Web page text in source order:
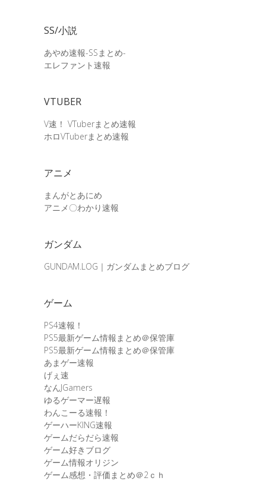
SS/小説
あやめ速報-SSまとめ-
エレファント速報
VTUBER
V速！ VTuberまとめ速報
ホロVTuberまとめ速報
アニメ
まんがとあにめ
アニメ〇わかり速報
ガンダム
GUNDAM.LOG｜ガンダムまとめブログ
ゲーム
PS4速報！
PS5最新ゲーム情報まとめ＠保管庫
PS5最新ゲーム情報まとめ＠保管庫
あまゲー速報
げぇ速
なんJGamers
ゆるゲーマー遅報
わんこーる速報！
ゲーハーKING速報
ゲームだらだら速報
ゲーム好きブログ
ゲーム情報オリジン
ゲーム感想・評価まとめ＠2ｃｈ